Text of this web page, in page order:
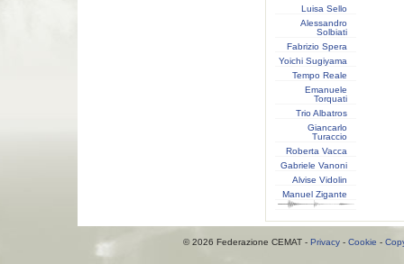
Luisa Sello
Alessandro
Solbiati
Fabrizio Spera
Yoichi Sugiyama
Tempo Reale
Emanuele
Torquati
Trio Albatros
Giancarlo
Turaccio
Roberta Vacca
Gabriele Vanoni
Alvise Vidolin
Manuel Zigante
© 2026 Federazione CEMAT - Privacy - Cookie -